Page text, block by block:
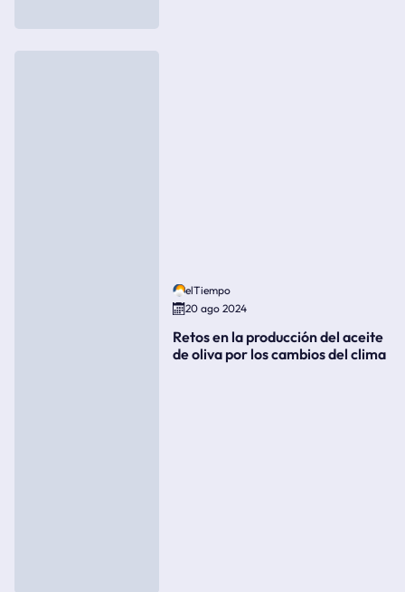
elTiempo
20 ago 2024
Retos en la producción del aceite
de oliva por los cambios del clima